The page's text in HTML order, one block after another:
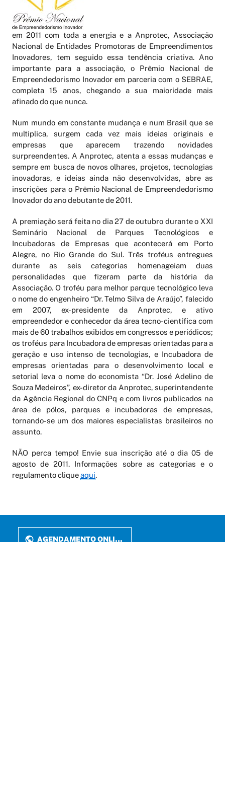
em 2011 com toda a energia e a Anprotec, Associação
Nacional de Entidades Promotoras de Empreendimentos
Inovadores, tem seguido essa tendência criativa. Ano
importante para a associação, o Prêmio Nacional de
Empreendedorismo Inovador em parceria com o SEBRAE,
completa 15 anos, chegando a sua maioridade mais
afinado do que nunca.
Num mundo em constante mudança e num Brasil que se
multiplica, surgem cada vez mais ideias originais e
empresas que aparecem trazendo novidades
surpreendentes. A Anprotec, atenta a essas mudanças e
sempre em busca de novos olhares, projetos, tecnologias
inovadoras, e ideias ainda não desenvolvidas, abre as
inscrições para o Prêmio Nacional de Empreendedorismo
Inovador do ano debutante de 2011.
A premiação será feita no dia 27 de outubro durante o XXI
Seminário Nacional de Parques Tecnológicos e
Incubadoras de Empresas que acontecerá em Porto
Alegre, no Rio Grande do Sul. Três troféus entregues
durante as seis categorias homenageiam duas
personalidades que fizeram parte da história da
Associação. O troféu para melhor parque tecnológico leva
o nome do engenheiro “Dr. Telmo Silva de Araújo”, falecido
em 2007, ex-presidente da Anprotec, e ativo
empreendedor e conhecedor da área tecno-científica com
mais de 60 trabalhos exibidos em congressos e periódicos;
os troféus para Incubadora de empresas orientadas para a
geração e uso intenso de tecnologias, e Incubadora de
empresas orientadas para o desenvolvimento local e
setorial leva o nome do economista “Dr. José Adelino de
Souza Medeiros”, ex-diretor da Anprotec, superintendente
da Agência Regional do CNPq e com livros publicados na
área de pólos, parques e incubadoras de empresas,
tornando-se um dos maiores especialistas brasileiros no
assunto.
NÃO perca tempo! Envie sua inscrição até o dia 05 de
agosto de 2011. Informações sobre as categorias e o
regulamento cliqueaqui.
AGENDAMENTO ONLINE